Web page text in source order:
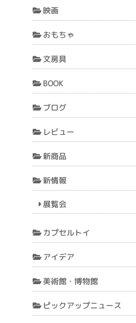
映画
おもちゃ
文房具
BOOK
ブログ
レビュー
新商品
新情報
展覧会
カプセルトイ
アイデア
美術館・博物館
ピックアップニュース